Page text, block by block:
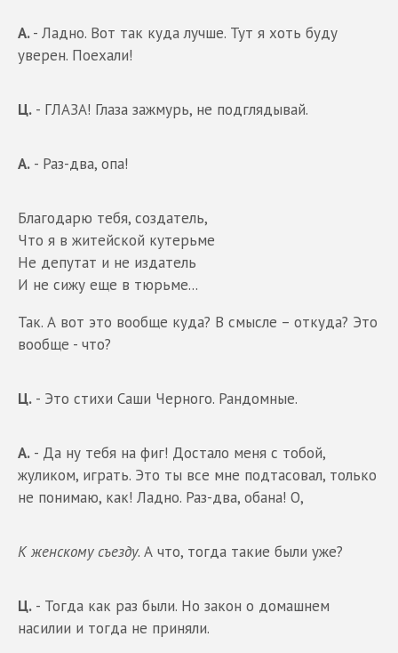
А.- Ладно. Вот так куда лучше. Тут я хоть буду
уверен. Поехали!
Ц. - ГЛАЗА! Глаза зажмурь, не подглядывай.
А. - Раз-два, опа!
Благодарю тебя, создатель,
Что я в житейской кутерьме
Не депутат и не издатель
И не сижу еще в тюрьме...
Так. А вот это вообще куда? В смысле – откуда? Это
вообще - что?
Ц. - Это стихи Саши Черного. Рандомные.
А. - Да ну тебя на фиг! Достало меня с тобой,
жуликом, играть. Это ты все мне подтасовал, только
не понимаю, как! Ладно. Раз-два, обана! О,
К женскому съезду. А что, тогда такие были уже?
Ц. - Тогда как раз были. Но закон о домашнем
насилии и тогда не приняли.